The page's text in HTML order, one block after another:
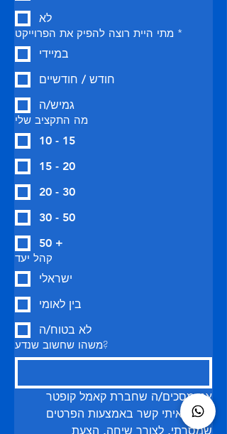
לא
מתי היית רוצה להפיק את הפרוייקט *
במיידי
חודש / חודשיים
גמיש/ה
מה התקציב שלי
10 - 15
15 - 20
20 - 30
30 - 50
50 +
קהל יעד
ישראלי
בין לאומי
לא בטוח/ה
משהו שחשוב שנדע?